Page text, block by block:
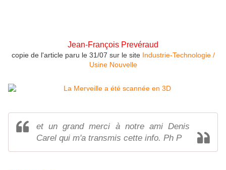
Jean-François Prevéraud
copie de l'article paru le 31/07 sur le siteIndustrie-Technologie /
Usine Nouvelle
et un grand merci à notre ami Denis
Carel qui m'a transmis cette info. Ph P